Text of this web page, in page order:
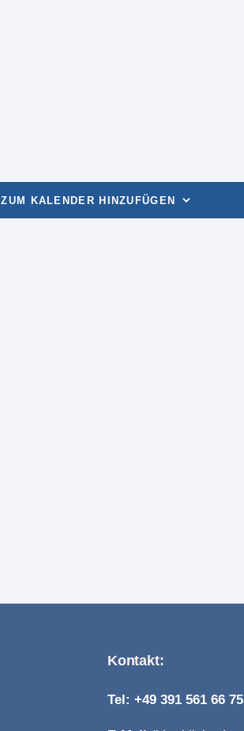
ZUM KALENDER HINZUFÜGEN
Kontakt:
Tel: +49 391 561 66 75